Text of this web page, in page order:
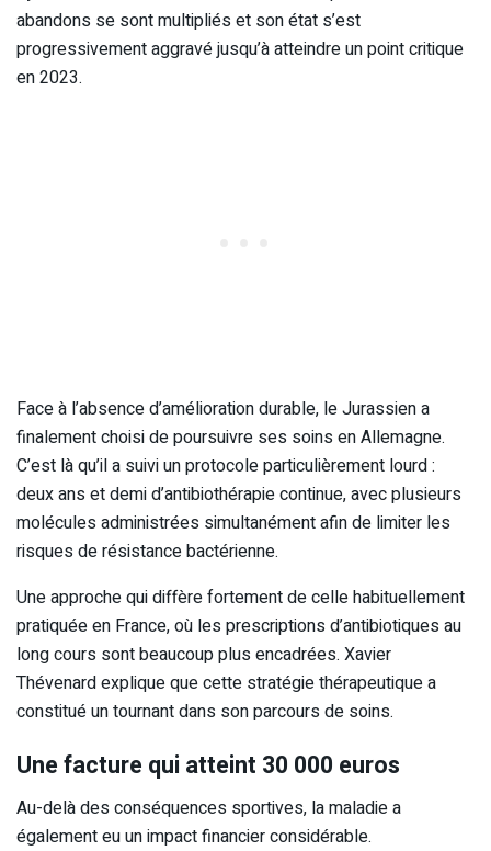
abandons se sont multipliés et son état s’est
progressivement aggravé jusqu’à atteindre un point critique
en 2023.
Face à l’absence d’amélioration durable, le Jurassien a
finalement choisi de poursuivre ses soins en Allemagne.
C’est là qu’il a suivi un protocole particulièrement lourd :
deux ans et demi d’antibiothérapie continue, avec plusieurs
molécules administrées simultanément afin de limiter les
risques de résistance bactérienne.
Une approche qui diffère fortement de celle habituellement
pratiquée en France, où les prescriptions d’antibiotiques au
long cours sont beaucoup plus encadrées. Xavier
Thévenard explique que cette stratégie thérapeutique a
constitué un tournant dans son parcours de soins.
Une facture qui atteint 30 000 euros
Au-delà des conséquences sportives, la maladie a
également eu un impact financier considérable.